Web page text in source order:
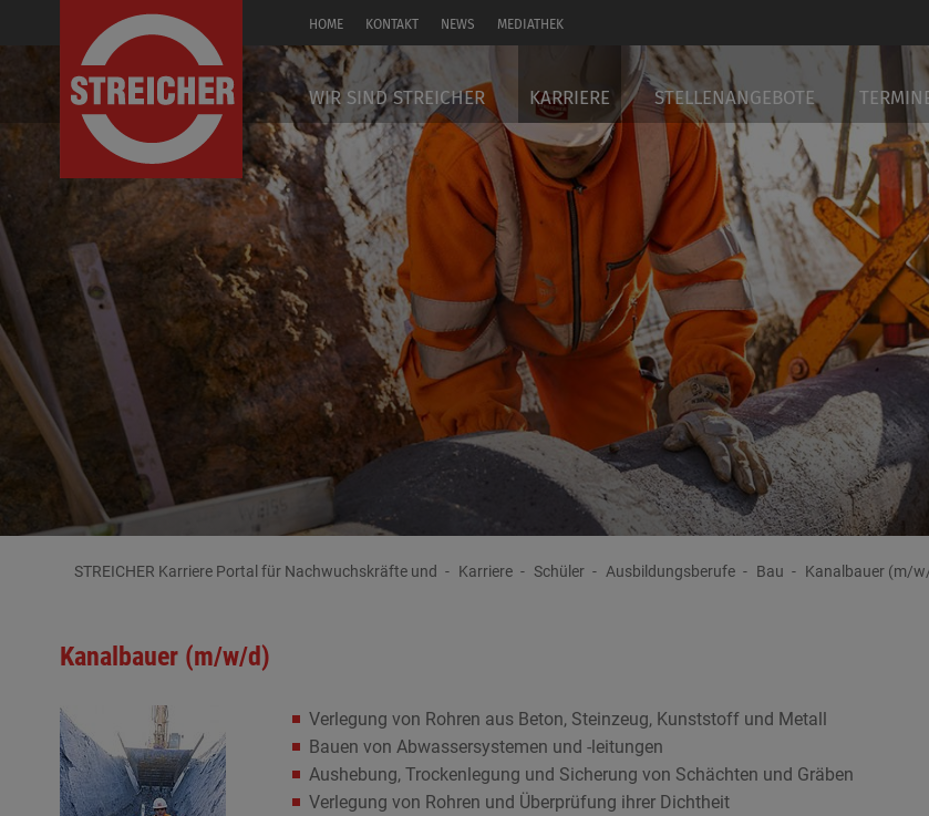
HOME KONTAKT NEWS MEDIATHEK
EN
WIR SIND STREICHER KARRIERE STELLENANGEBOTE
STREICHER Karriere Portal für Nachwuchskräfte und Karriere Schüler Ausbildungsberufe Bau Kanalbauer (m/
Kanalbauer (m/w/d)
Verlegung von Rohren aus Beton, Steinzeug, Kunststoff und Metall
Bauen von Abwassersystemen und -leitungen
Aushebung, Trockenlegung und Sicherung von Schächten und Gräben
Verlegung von Rohren und Überprüfung ihrer Dichtheit